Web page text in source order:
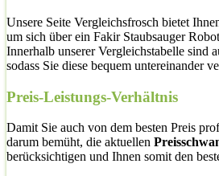
Unsere Seite Vergleichsfrosch bietet
um sich über ein Fakir Staubsauger
Innerhalb unserer Vergleichstabelle sind
sodass Sie diese bequem untereinander
Preis-Leistungs-Verhältnis
Damit Sie auch von dem besten Preis
darum bemüht, die aktuellen
berücksichtigen und Ihnen somit den